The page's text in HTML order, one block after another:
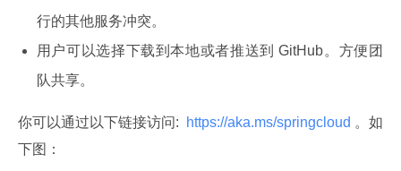
行的其他服务冲突。
用户可以选择下载到本地或者推送到 GitHub。方便团
队共享。
你可以通过以下链接访问: https://aka.ms/springcloud 。如
下图：